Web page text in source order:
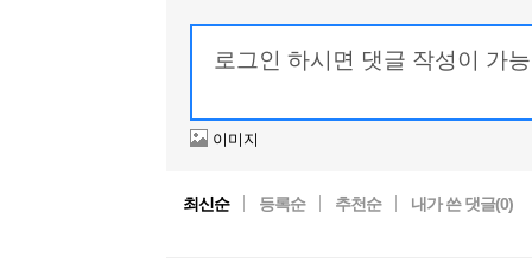
이미지
최신순 등록순 추천순 내가 쓴 댓글(0)